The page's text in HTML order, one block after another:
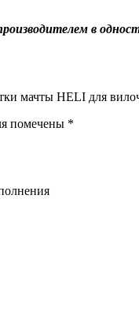
в
мачты HELI для
помечены *